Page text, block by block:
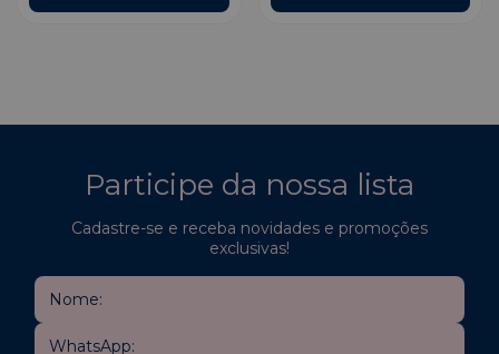
Participe da nossa lista
Cadastre-se e receba novidades e promoções
exclusivas!